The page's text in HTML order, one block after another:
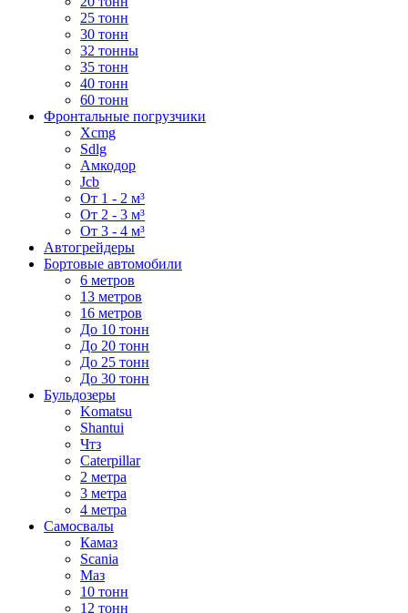
25 тонн
30 тонн
32 тонны
35 тонн
40 тонн
60 тонн
Фронтальные погрузчики
Xcmg
Sdlg
Амкодор
Jcb
От 1 - 2 м³
От 2 - 3 м³
От 3 - 4 м³
Автогрейдеры
Бортовые автомобили
6 метров
13 метров
16 метров
До 10 тонн
До 20 тонн
До 25 тонн
До 30 тонн
Бульдозеры
Komatsu
Shantui
Чтз
Caterpillar
2 метра
3 метра
4 метра
Самосвалы
Камаз
Scania
Маз
10 тонн
12 тонн